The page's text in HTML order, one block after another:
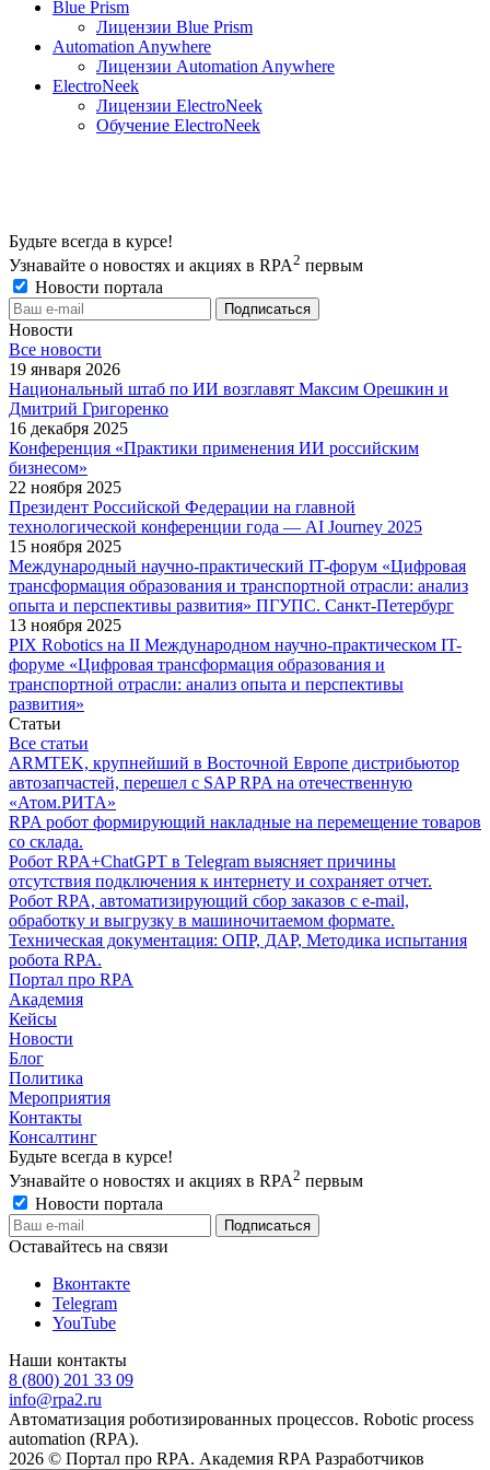
Blue Prism
Лицензии Blue Prism
Automation Anywhere
Лицензии Automation Anywhere
ElectroNeek
Лицензии ElectroNeek
Обучение ElectroNeek
Будьте всегда в курсе!
Узнавайте о новостях и акциях в RPA2 первым
Новости портала
Новости
Все новости
19 января 2026
Национальный штаб по ИИ возглавят Максим Орешкин и
Дмитрий Григоренко
16 декабря 2025
Конференция «Практики применения ИИ российским
бизнесом»
22 ноября 2025
Президент Российской Федерации на главной
технологической конференции года — AI Journey 2025
15 ноября 2025
Международный научно-практический IT-форум «Цифровая
трансформация образования и транспортной отрасли: анализ
опыта и перспективы развития» ПГУПС. Санкт-Петербург
13 ноября 2025
PIX Robotics на II Международном научно-практическом IT-
форуме «Цифровая трансформация образования и
транспортной отрасли: анализ опыта и перспективы
развития»
Статьи
Все статьи
ARMTEK, крупнейший в Восточной Европе дистрибьютор
автозапчастей, перешел с SAP RPA на отечественную
«Атом.РИТА»
RPA робот формирующий накладные на перемещение товаров
со склада.
Робот RPA+ChatGPT в Telegram выясняет причины
отсутствия подключения к интернету и сохраняет отчет.
Робот RPA, автоматизирующий сбор заказов с e-mail,
обработку и выгрузку в машиночитаемом формате.
Техническая документация: ОПР, ДАР, Методика испытания
робота RPA.
Портал про RPA
Академия
Кейсы
Новости
Блог
Политика
Мероприятия
Контакты
Консалтинг
Будьте всегда в курсе!
Узнавайте о новостях и акциях в RPA2 первым
Новости портала
Оставайтесь на связи
Вконтакте
Telegram
YouTube
Наши контакты
8 (800) 201 33 09
info@rpa2.ru
Автоматизация роботизированных процессов. Robotic process
automation (RPA).
2026 © Портал про RPA. Академия RPA Разработчиков